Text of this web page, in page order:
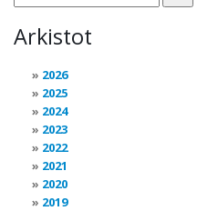
Arkistot
2026
2025
2024
2023
2022
2021
2020
2019